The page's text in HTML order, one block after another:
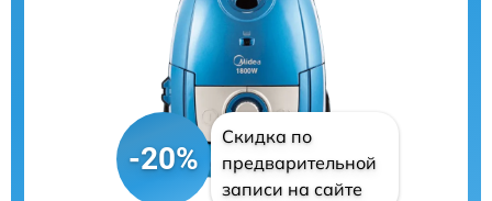
-20%
Скидка по
предварительной
записи на сайте